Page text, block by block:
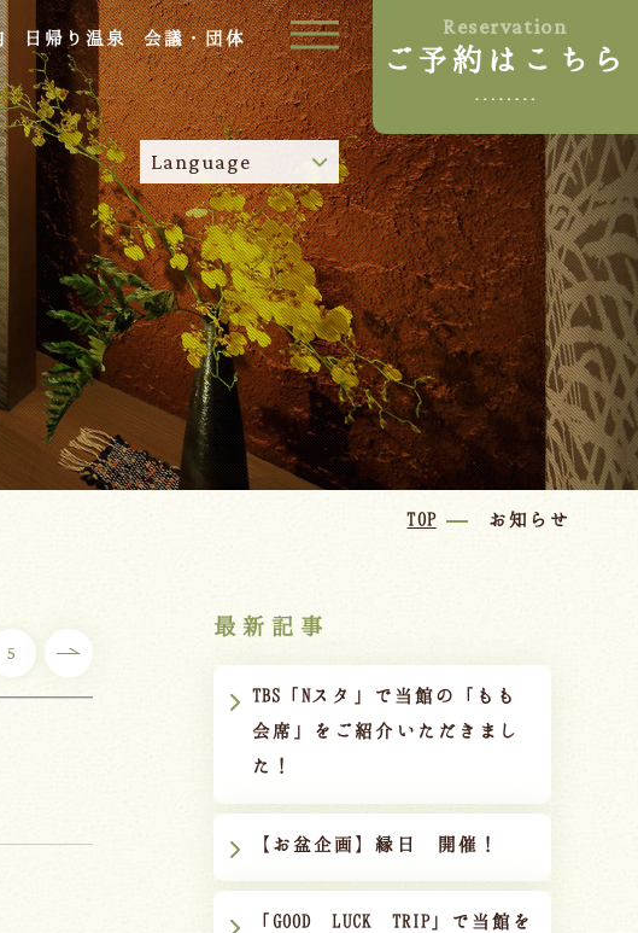
日帰り温泉 会議・団体 Reservation
ご予約はこちら
Language
TOP お知らせ
5
最新記事
TBS「Nスタ」で当館の「もも
会席」をご紹介いただきまし
た！
【お盆企画】縁日 開催！
「GOOD LUCK TRIP」で当館を
ご宿泊プラン
お部屋からプランを選ぶ
空室カレンダーから選ぶ
Tel.024-542-2226/
9:00~18:00
Language